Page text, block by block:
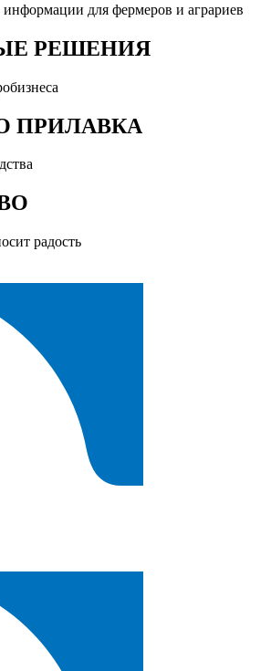
для фермеров и аграриев
РЕШЕНИЯ
ПРИЛАВКА
радость